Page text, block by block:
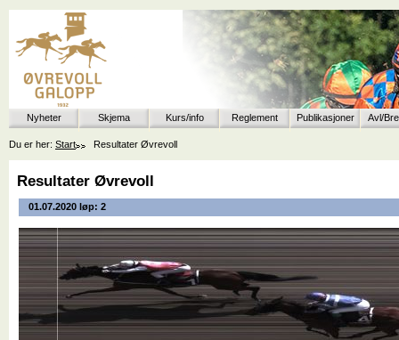
Nyheter Skjema Kurs/info Reglement Publikasjoner Avl/
Du er her: Start Resultater Øvrevoll
Resultater Øvrevoll
01.07.2020 løp: 2